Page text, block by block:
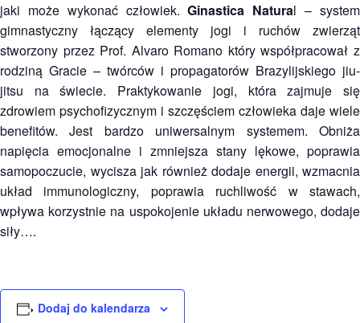
jaki może wykonać człowiek.Ginastica Natural – system
gimnastyczny łączący elementy jogi i ruchów zwierząt
stworzony przez Prof. Alvaro Romano który współpracował z
rodziną Gracie – twórców i propagatorów Brazylijskiego jiu-
jitsu na świecie. Praktykowanie jogi, która zajmuje się
zdrowiem psychofizycznym i szczęściem człowieka daje wiele
benefitów. Jest bardzo uniwersalnym systemem. Obniża
napięcia emocjonalne i zmniejsza stany lękowe, poprawia
samopoczucie, wycisza jak również dodaje energii, wzmacnia
układ immunologiczny, poprawia ruchliwość w stawach,
wpływa korzystnie na uspokojenie układu nerwowego, dodaje
siły….
Dodaj do kalendarza